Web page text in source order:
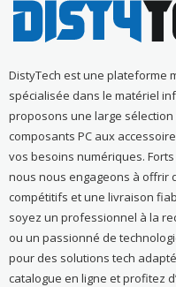
DistyTech est une plateforme
spécialisée dans le matériel
proposons une large
composants PC aux
vos besoins numériques.
nous nous engageons à offrir
compétitifs et une livraison
soyez un professionnel à la
ou un passionné de
pour des solutions tech
catalogue en ligne et profitez